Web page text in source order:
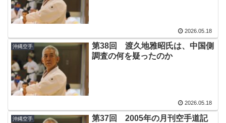
2026.05.18
沖縄空手
第38回 渡久地雅昭氏は、中国側
調査の何を疑ったのか
2026.05.18
沖縄空手
第37回 2005年の月刊空手道記